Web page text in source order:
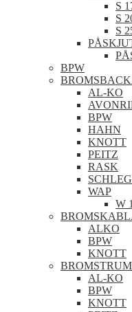
S
S
S
BPW
AL-KO
BPW
HAHN
KNOTT
PEITZ
RASK
WAP
W
ALKO
BPW
KNOTT
AL-KO
BPW
KNOTT